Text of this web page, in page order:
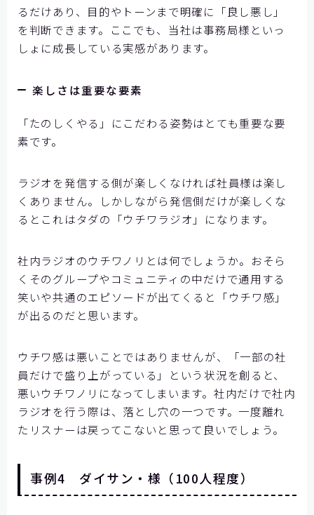
るだけあり、目的やトーンまで明確に「良し悪し」
を判断できます。ここでも、当社は事務局様といっ
しょに成長している実感があります。
楽しさは重要な要素
「たのしくやる」にこだわる姿勢はとても重要な要
素です。
ラジオを発信する側が楽しくなければ社員様は楽し
くありません。しかしながら発信側だけが楽しくな
るとこれはタダの「ウチワラジオ」になります。
社内ラジオのウチワノリとは何でしょうか。おそら
くそのグループやコミュニティの中だけで通用する
笑いや共通のエピソードが出てくると「ウチワ感」
が出るのだと思います。
ウチワ感は悪いことではありませんが、「一部の社
員だけで盛り上がっている」という状況を創ると、
悪いウチワノリになってしまいます。社内だけで社内
ラジオを行う際は、落とし穴の一つです。一度離れ
たリスナーは戻ってこないと思って良いでしょう。
事例4 ダイサン・様（100人程度）